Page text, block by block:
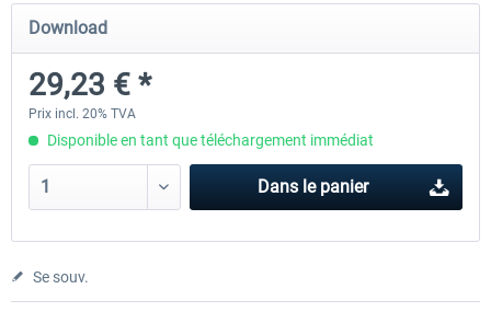
Ultimate Traffic Live
49,36 € *
FS Global Real
Download
29,23 € *
Prix incl. 20% TVA
Disponible en tant que téléchargement immédiat
Dans le panier
Se souv.